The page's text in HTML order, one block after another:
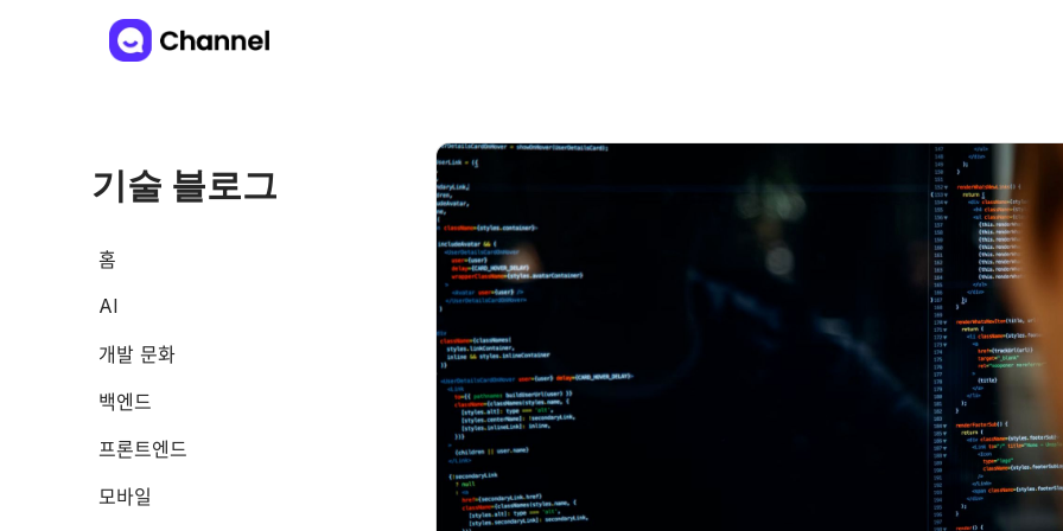
기술 블로그
홈
AI
개발 문화
백엔드
프론트엔드
모바일